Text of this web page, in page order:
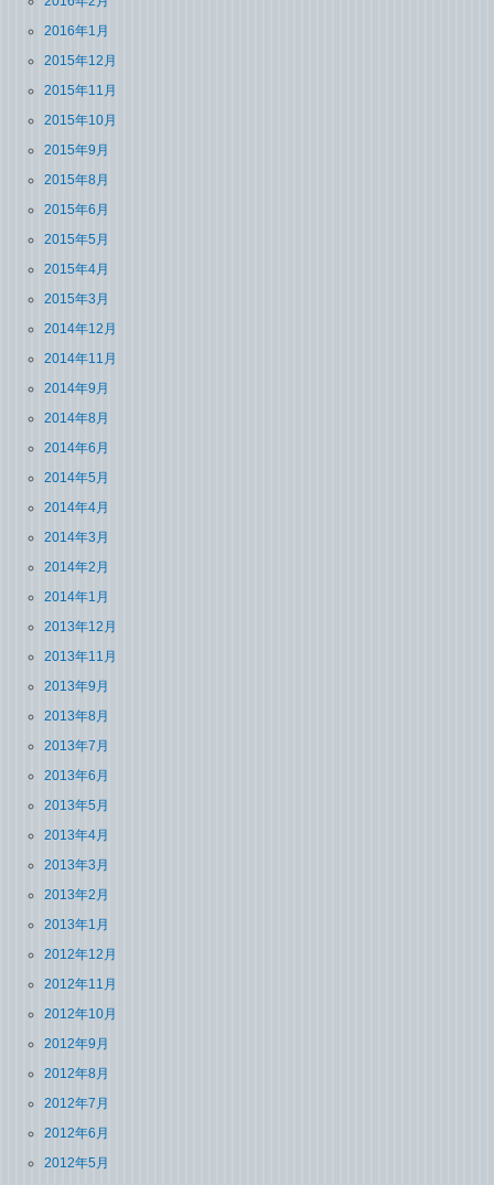
2016年1月
2015年12月
2015年11月
2015年10月
2015年9月
2015年8月
2015年6月
2015年5月
2015年4月
2015年3月
2014年12月
2014年11月
2014年9月
2014年8月
2014年6月
2014年5月
2014年4月
2014年3月
2014年2月
2014年1月
2013年12月
2013年11月
2013年9月
2013年8月
2013年7月
2013年6月
2013年5月
2013年4月
2013年3月
2013年2月
2013年1月
2012年12月
2012年11月
2012年10月
2012年9月
2012年8月
2012年7月
2012年6月
2012年5月